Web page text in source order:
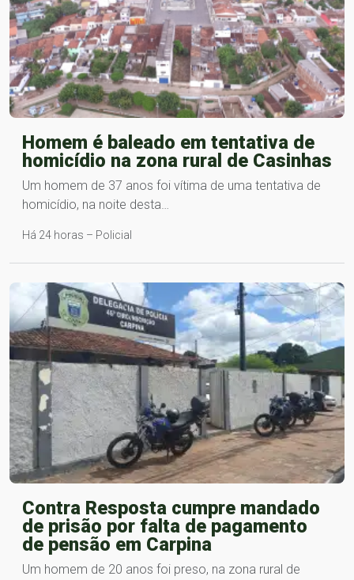
Homem é baleado em tentativa de
homicídio na zona rural de Casinhas
Um homem de 37 anos foi vítima de uma tentativa de
homicídio, na noite desta…
Há 24 horas – Policial
Contra Resposta cumpre mandado
de prisão por falta de pagamento
de pensão em Carpina
Um homem de 20 anos foi preso, na zona rural de